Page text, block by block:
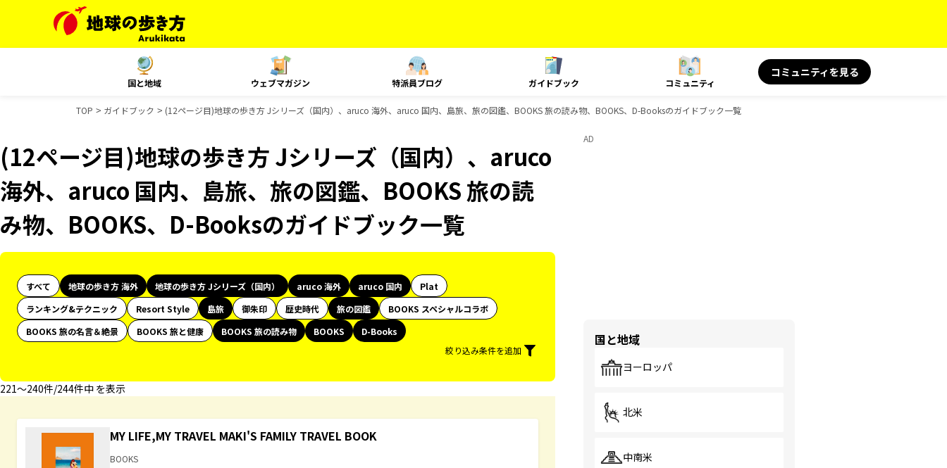
国と地域 ウェブマガジン 特派員ブログ ガイドブック コミュニティ
コミュニティを見る
TOP ガイドブック (12ページ目)地球の歩き方 Jシリーズ（国内）、aruco 海外、aruco 国内、島旅、旅の図鑑、BOOKS 旅の読み物、BOOKS、D-Booksのガイドブック一覧
(12ページ目)地球の歩き方 Jシリーズ（国内）、aruco
海外、aruco 国内、島旅、旅の図鑑、BOOKS 旅の読
み物、BOOKS、D-Booksのガイドブック一覧
すべて 地球の歩き方 海外 地球の歩き方 Jシリーズ（国内） aruco 海外 aruco 国内
Plat
ランキング&テクニック
Resort Style 島旅 御朱印 歴史時代 旅の図鑑
BOOKS スペシャルコラボ
BOOKS 旅の名言＆絶景
BOOKS 旅と健康 BOOKS 旅の読み物 BOOKS
D-Books
絞り込み条件を追加
221〜240件/244件中 を表示
MY LIFE,MY TRAVEL MAKI'S FAMILY TRAVEL BOOK
BOOKS
AD
国と地域
ヨーロッパ
北米
中南米